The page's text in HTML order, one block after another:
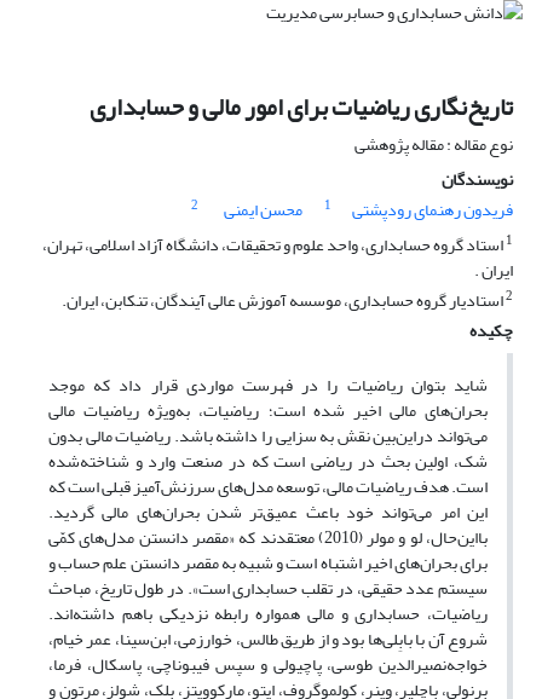
تاریخ‌نگاری ریاضیات برای امور مالی و حسابداری
نوع مقاله : مقاله پژوهشی
نویسندگان
فریدون رهنمای رودپشتی
1 محسن ایمنی
2
1استاد گروه حسابداری، واحد علوم و تحقیقات، دانشگاه آزاد اسلامی، تهران،
ایران .
2استادیار گروه حسابداری، موسسه آموزش عالی آیندگان، تنکابن، ایران.
چکیده
شاید بتوان ریاضیات را در فهرست مواردی قرار داد که موجد
بحران‌های مالی اخیر شده است؛ ریاضیات، به‌ویژه ریاضیات مالی
می‌تواند دراین‌بین نقش به سزایی را داشته باشد. ریاضیات مالی بدون
شک، اولین بحث در ریاضی است که در صنعت وارد و شناخته‌شده
است. هدف ریاضیات مالی، توسعه مدل‌های سرزنش‌آمیز قبلی است که
این امر می‌تواند خود باعث عمیق‌تر شدن بحران‌های مالی گردید.
بااین‌حال، لو و مولر (2010) معتقدند که «مقصر دانستن مدل‌های کمّی
برای بحران‌های اخیر اشتباه است و شبیه به مقصر دانستن علم حساب و
سیستم عدد حقیقی، در تقلب حسابداری است». در طول تاریخ، مباحث
ریاضیات، حسابداری و مالی همواره رابطه نزدیکی باهم داشته‌اند.
شروع آن با بابِلی‌‌ها بود و از طریق طالس، خوارزمی، ابن‌سینا، عمر خیام،
خواجه‌نصیرالدین طوسی، پاچیولی و سپس فیبوناچی، پاسکال، فرما،
برنولی، باچلیر، وینر، کولموگروف، ایتو، مارکوویتز، بلک، شولز، مرتون و